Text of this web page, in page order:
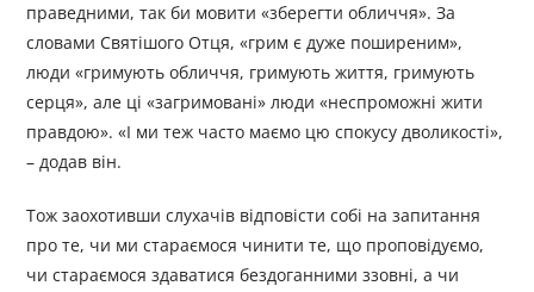
праведними, так би мовити «зберегти обличчя». За
словами Святішого Отця, «грим є дуже поширеним»,
люди «гримують обличчя, гримують життя, гримують
серця», але ці «загримовані» люди «неспроможні жити
правдою». «І ми теж часто маємо цю спокусу дволикості»,
– додав він.
Тож заохотивши слухачів відповісти собі на запитання
про те, чи ми стараємося чинити те, що проповідуємо,
чи стараємося здаватися бездоганними ззовні, а чи